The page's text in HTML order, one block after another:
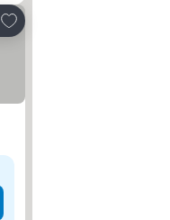
Dodati u favorite